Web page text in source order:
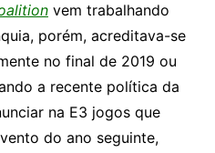
vem trabalhando
porém, acreditava-se
no final de 2019 ou
a recente política da
na E3 jogos que
do ano seguinte,